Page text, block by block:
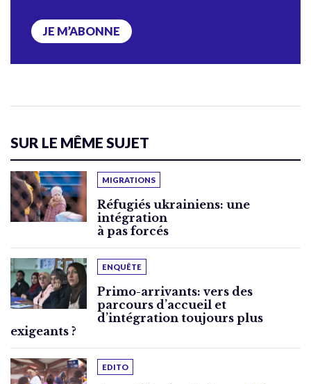
JE M’ABONNE
SUR LE MÊME SUJET
MIGRATIONS
Réfugiés ukrainiens: une
intégration
à pas forcés
ENQUÊTE
Primo-arrivants: vers des
parcours d’accueil et
d’intégration toujours plus
exigeants ?
EDITO